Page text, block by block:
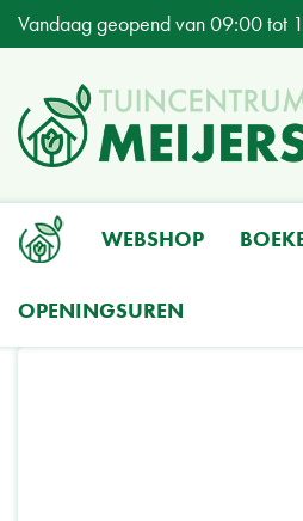
Ga
naar
Home Producten Bloemen & Planten
Vandaag geopend van09:00tot
WEBSHOP
OPENINGSUREN